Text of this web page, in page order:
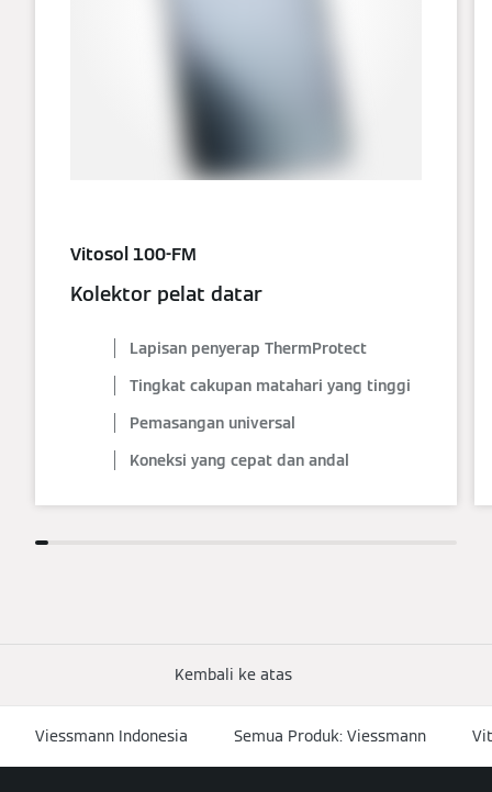
Vitosol 100-FM
Kolektor pelat datar
Lapisan penyerap ThermProtect
Tingkat cakupan matahari yang tinggi
Pemasangan universal
Koneksi yang cepat dan andal
Kembali ke atas
Viessmann Indonesia Semua Produk: Viessmann